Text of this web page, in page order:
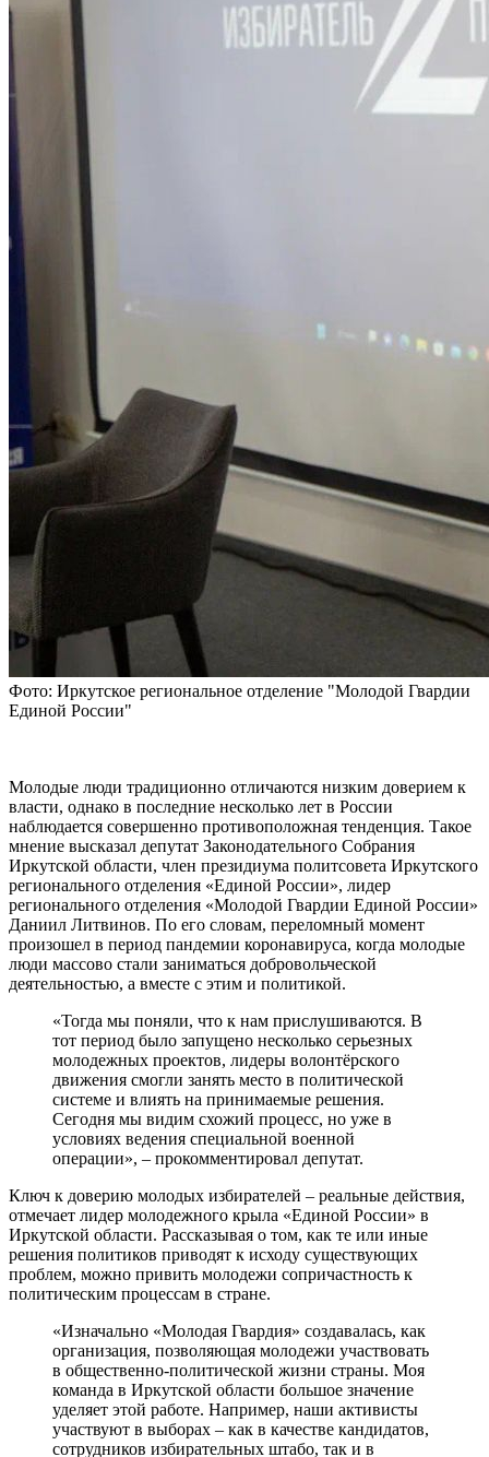
Фото: Иркутское региональное отделение "Молодой Гвардии
Единой России"
Молодые люди традиционно отличаются низким доверием к
власти, однако в последние несколько лет в России
наблюдается совершенно противоположная тенденция. Такое
мнение высказал депутат Законодательного Собрания
Иркутской области, член президиума политсовета Иркутского
регионального отделения «Единой России», лидер
регионального отделения «Молодой Гвардии Единой России»
Даниил Литвинов. По его словам, переломный момент
произошел в период пандемии коронавируса, когда молодые
люди массово стали заниматься добровольческой
деятельностью, а вместе с этим и политикой.
«Тогда мы поняли, что к нам прислушиваются. В
тот период было запущено несколько серьезных
молодежных проектов, лидеры волонтёрского
движения смогли занять место в политической
системе и влиять на принимаемые решения.
Сегодня мы видим схожий процесс, но уже в
условиях ведения специальной военной
операции», – прокомментировал депутат.
Ключ к доверию молодых избирателей – реальные действия,
отмечает лидер молодежного крыла «Единой России» в
Иркутской области. Рассказывая о том, как те или иные
решения политиков приводят к исходу существующих
проблем, можно привить молодежи сопричастность к
политическим процессам в стране.
«Изначально «Молодая Гвардия» создавалась, как
организация, позволяющая молодежи участвовать
в общественно-политической жизни страны. Моя
команда в Иркутской области большое значение
уделяет этой работе. Например, наши активисты
участвуют в выборах – как в качестве кандидатов,
сотрудников избирательных штабо, так и в